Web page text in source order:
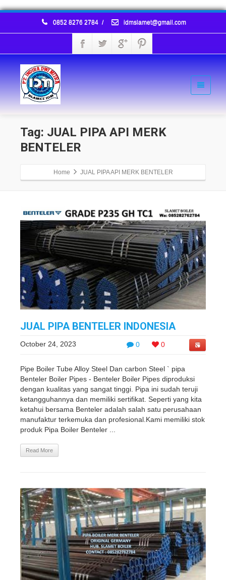
0852 8276 2784 / idmslamet@gmail.com
Tag: JUAL PIPA API MERK
BENTELER
Home JUAL PIPA API MERK BENTELER
JUAL PIPA BENTELER INDONESIA
0 0
October 24, 2023
Pipe Boiler Tube Alloy Steel Dan carbon Steel ` pipa
Benteler Boiler Pipes - Benteler Boiler Pipes diproduksi
dengan kualitas yang sangat tinggi. Pipa ini sudah teruji
ketangguhannya dan memiliki sertifikat. Seperti yang kita
ketahui bersama Benteler adalah salah satu perusahaan
manufaktur terkemuka dan profesional.Kami memiliki stok
produk Pipa Boiler Benteler ...
Read More